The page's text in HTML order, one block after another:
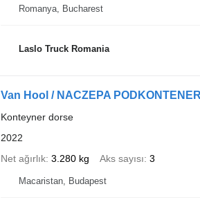
Romanya, Bucharest
Laslo Truck Romania
Van Hool / NACZEPA
Konteyner dorse
2022
Net ağırlık 3.280 kg Aks sayısı 3
Macaristan, Budapest